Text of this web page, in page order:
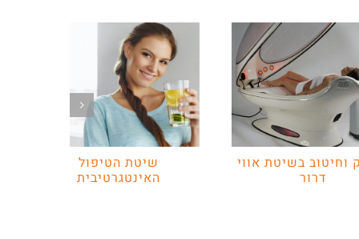
וחיטוב בשיטת אווי
דרור
שיטת הטיפול
האינטגרטיבית